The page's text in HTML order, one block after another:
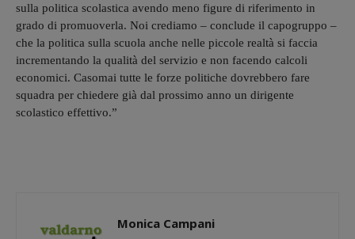
sulla politica scolastica avendo meno figure di riferimento in
grado di promuoverla. Noi crediamo – conclude il capogruppo –
che la politica sulla scuola anche nelle piccole realtà si faccia
incrementando la qualità del servizio e non facendo calcoli
economici. Casomai tutte le forze politiche dovrebbero fare
squadra per chiedere già dal prossimo anno un dirigente
scolastico effettivo.”
Monica Campani